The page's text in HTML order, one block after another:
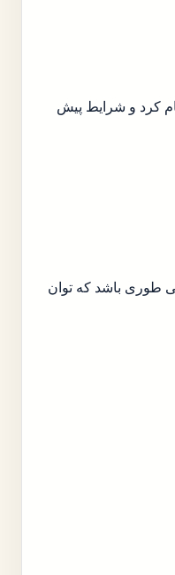
کرد و شرایط پیش
طوری باشد که توان